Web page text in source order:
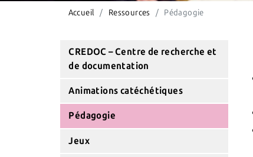
Accueil Ressources Pédagogie
CREDOC – Centre de recherche et
de documentation
Animations catéchétiques
Pédagogie
Jeux